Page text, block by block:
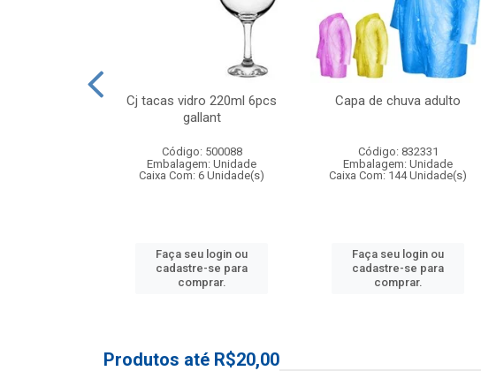
Cj tacas vidro 220ml 6pcs
gallant
Código: 500088
Embalagem: Unidade
Caixa Com: 6 Unidade(s)
Faça seu login ou
cadastre-se para
comprar.
Capa de chuva adulto
Código: 832331
Embalagem: Unidade
Caixa Com: 144 Unidade(s)
Faça seu login ou
cadastre-se para
comprar.
Produtos até R$20,00